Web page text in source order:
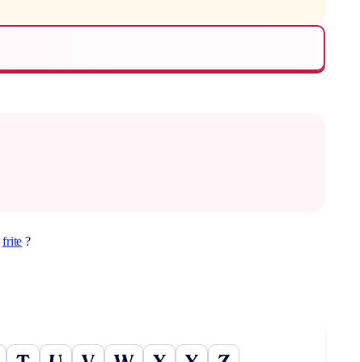
frite ?